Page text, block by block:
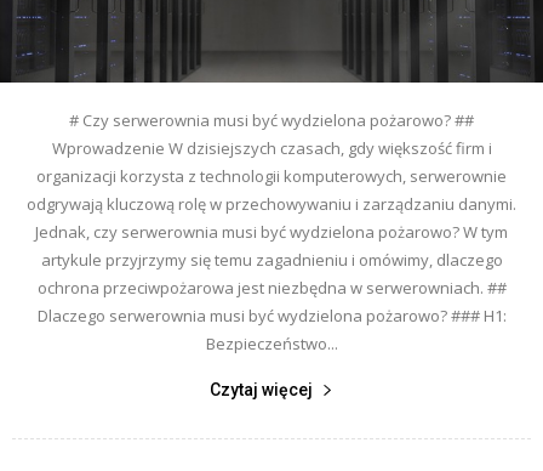
# Czy serwerownia musi być wydzielona pożarowo? ##
Wprowadzenie W dzisiejszych czasach, gdy większość firm i
organizacji korzysta z technologii komputerowych, serwerownie
odgrywają kluczową rolę w przechowywaniu i zarządzaniu danymi.
Jednak, czy serwerownia musi być wydzielona pożarowo? W tym
artykule przyjrzymy się temu zagadnieniu i omówimy, dlaczego
ochrona przeciwpożarowa jest niezbędna w serwerowniach. ##
Dlaczego serwerownia musi być wydzielona pożarowo? ### H1:
Bezpieczeństwo...
Czytaj więcej